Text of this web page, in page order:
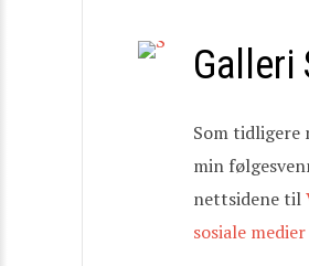
Galleri
Som tidligere
min
nettsidene til
sosiale